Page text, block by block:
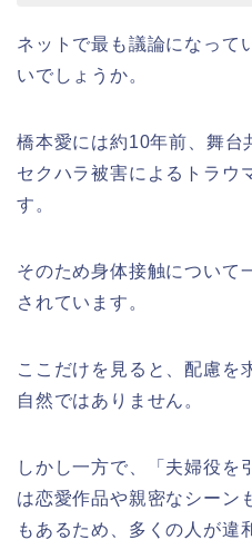
ネットで最も議論になって
いでしょうか。
橋本愛には約10年前、舞台
セクハラ被害によるトラウ
す。
そのため身体接触について
されています。
ここだけを見ると、配慮を
自然ではありません。
しかし一方で、「夫婦役を
は恋愛作品や親密なシーン
もあるため、多くの人が違